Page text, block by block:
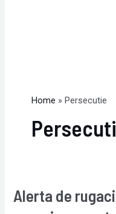
Home Persecutie
Alerta de
Alerta